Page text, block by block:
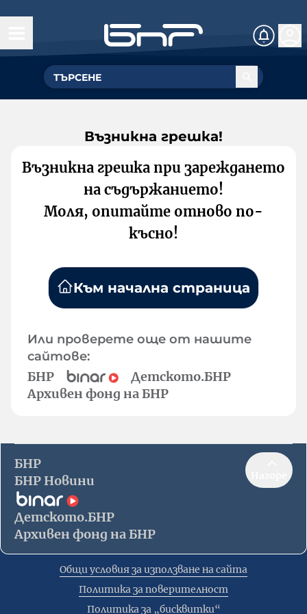
Възникна грешка!
Възникна грешка при зареждането
на съдържанието!
Моля, опитайте отново по-
късно!
Към начална страница
Или проверете още от нашите
сайтове:
БНР
Детското.БНР
Архивен фонд на БНР
БНР
БНР Новини
Детското.БНР
Архивен фонд на БНР
Общи условия за използване на сайта
Политика за поверителност
Политика за „бисквитки“